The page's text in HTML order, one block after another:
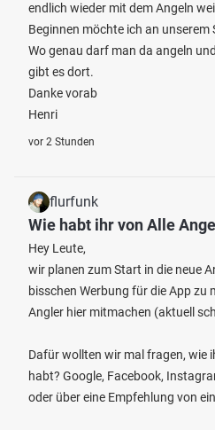
endlich wieder mit dem Angeln
Beginnen möchte ich an unserem
Wo genau darf man da angeln
gibt es dort.
Danke vorab
Henri
vor 2 Stunden
flurfunk
Wie habt ihr von Alle
Hey Leute,
wir planen zum Start in die neue
bisschen Werbung für die App zu
Angler hier mitmachen (aktuell
Dafür wollten wir mal fragen, wie
habt? Google, Facebook,
oder über eine Empfehlung von